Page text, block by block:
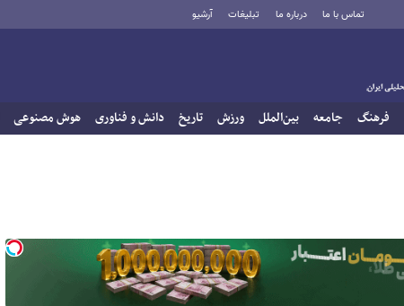
تماس با ما درباره ما تبلیغات آرشیو
فرهنگ جامعه بین‌الملل ورزش تاریخ دانش و فناوری هوش مصنوعی